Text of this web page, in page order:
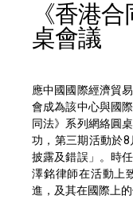
《香港
桌會議
應中國國際經濟貿
會成為該中心與國
同法》系列網絡圓
功，第三期活動於
披露及錯誤」。時
澤銘律師在活動上
進，及其在國際上的